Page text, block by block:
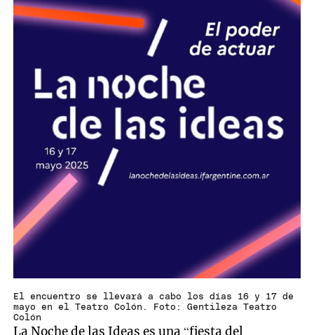
El encuentro se llevará a cabo los días 16 y 17 de
mayo en el Teatro Colón. Foto: Gentileza Teatro
Colón
La Noche de las Ideas es una “fiesta del